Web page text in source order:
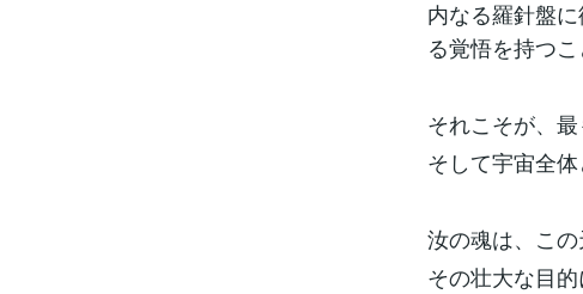
内なる羅針盤
る覚悟を持つこ
それこそが、
そして宇宙全
汝の魂は、こ
その壮大な目